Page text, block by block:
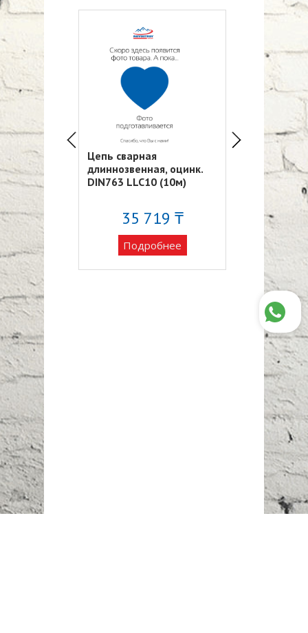
оцинк.
(10м)
₸
Цепь сварная
длиннозвенная, оцинк.
DIN763 LLC10 (10м)
35 719 ₸
Подробнее
Цепь сварная
DIN763 LCC3
21